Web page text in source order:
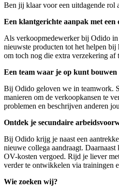
Ben jij klaar voor een uitdagende rol
Een klantgerichte aanpak met een
Als verkoopmedewerker bij Odido in
nieuwste producten tot het helpen
om toch nog die extra verzekering af
Een team waar je op kunt bouwen
Bij Odido geloven we in teamwork.
manieren om de verkoopkansen te
problemen en beschrijven anderen
Ontdek je secundaire
Bij Odido krijg je naast een
nieuwe collega aandraagt.
OV-kosten vergoed. Rijd je liever
verder te ontwikkelen via trainingen
Wie zoeken wij?